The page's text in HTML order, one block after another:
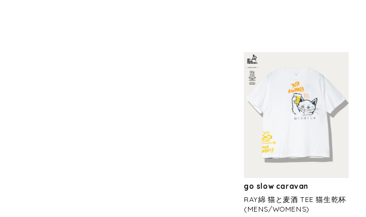
go slow caravan
RAY綿 猫と麦酒 TEE 猫生乾杯
(MENS/WOMENS)